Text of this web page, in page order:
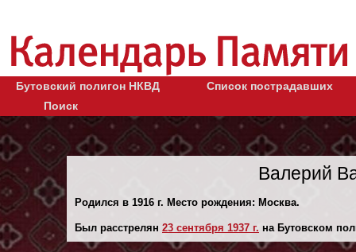
Бутовский полигон НКВД
Список пострадавших
Поиск
Валерий
Родился в 1916 г. Место рождения: Москва.
Был расстрелян 23 сентября 1937 г. на Бутовском